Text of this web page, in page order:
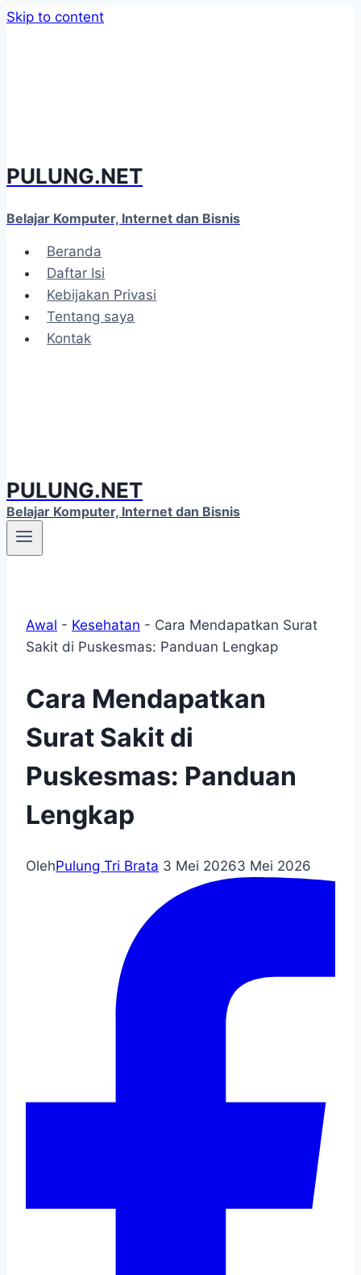
Skip to content
PULUNG.NET
Belajar Komputer, Internet dan Bisnis
Beranda
Daftar Isi
Kebijakan Privasi
Tentang saya
Kontak
PULUNG.NET
Belajar Komputer, Internet dan Bisnis
Awal - Kesehatan - Cara Mendapatkan Surat
Sakit di Puskesmas: Panduan Lengkap
Cara Mendapatkan
Surat Sakit di
Puskesmas: Panduan
Lengkap
OlehPulung Tri Brata 3 Mei 20263 Mei 2026